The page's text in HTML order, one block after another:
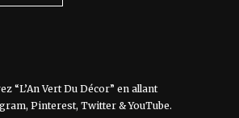
“L’An Vert Du Décor” en allant
, Pinterest, Twitter&YouTube.